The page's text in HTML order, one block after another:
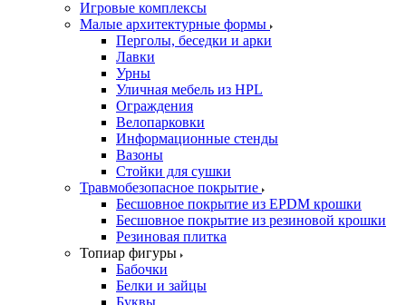
Игровые комплексы
Малые архитектурные формы
Перголы, беседки и арки
Лавки
Урны
Уличная мебель из HPL
Ограждения
Велопарковки
Информационные стенды
Вазоны
Стойки для сушки
Травмобезопасное покрытие
Бесшовное покрытие из EPDM крошки
Бесшовное покрытие из резиновой крошки
Резиновая плитка
Топиар фигуры
Бабочки
Белки и зайцы
Буквы